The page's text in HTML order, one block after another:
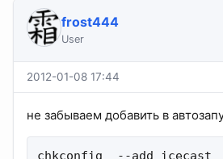
frost444
User
2012-01-08 17:44
не забываем добавить в
chkconfig  --add icecast